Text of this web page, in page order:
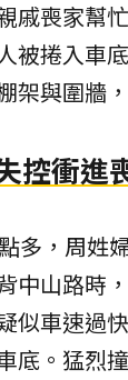
戚喪家幫
被捲入車
架與圍牆
控衝進
多，周姓
中山路時
似車速過
底。猛烈